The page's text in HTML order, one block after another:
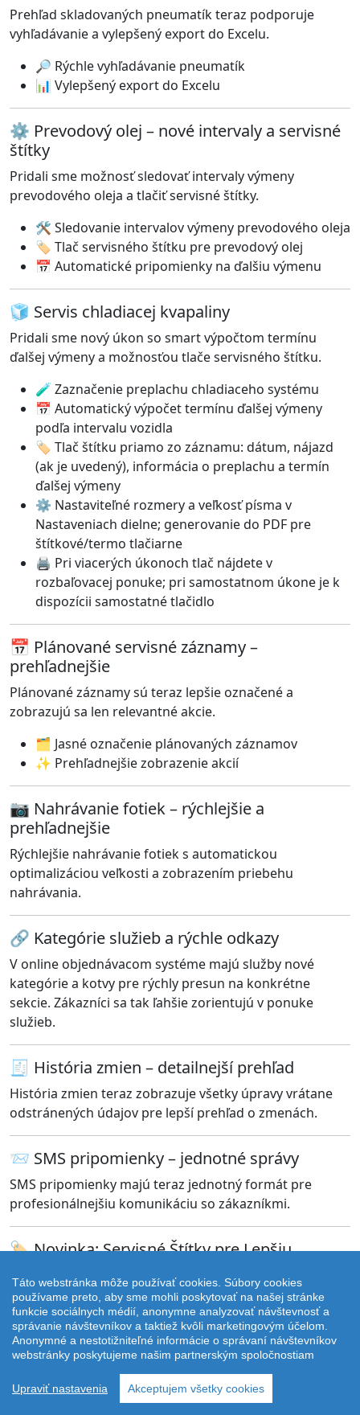
Prehľad skladovaných pneumatík teraz podporuje
vyhľadávanie a vylepšený export do Excelu.
🔎 Rýchle vyhľadávanie pneumatík
📊 Vylepšený export do Excelu
⚙️ Prevodový olej – nové intervaly a servisné
štítky
Pridali sme možnosť sledovať intervaly výmeny
prevodového oleja a tlačiť servisné štítky.
🛠️ Sledovanie intervalov výmeny prevodového oleja
🏷️ Tlač servisného štítku pre prevodový olej
📅 Automatické pripomienky na ďalšiu výmenu
🧊 Servis chladiacej kvapaliny
Pridali sme nový úkon so smart výpočtom termínu
ďalšej výmeny a možnosťou tlače servisného štítku.
🧪 Zaznačenie preplachu chladiaceho systému
📅 Automatický výpočet termínu ďalšej výmeny
podľa intervalu vozidla
🏷️ Tlač štítku priamo zo záznamu: dátum, nájazd
(ak je uvedený), informácia o preplachu a termín
ďalšej výmeny
⚙️ Nastaviteľné rozmery a veľkosť písma v
Nastaveniach dielne; generovanie do PDF pre
štítkové/termo tlačiarne
🖨️ Pri viacerých úkonoch tlač nájdete v
rozbaľovacej ponuke; pri samostatnom úkone je k
dispozícii samostatné tlačidlo
📅 Plánované servisné záznamy –
prehľadnejšie
Plánované záznamy sú teraz lepšie označené a
zobrazujú sa len relevantné akcie.
🗂️ Jasné označenie plánovaných záznamov
✨ Prehľadnejšie zobrazenie akcií
📷 Nahrávanie fotiek – rýchlejšie a
prehľadnejšie
Rýchlejšie nahrávanie fotiek s automatickou
optimalizáciou veľkosti a zobrazením priebehu
nahrávania.
🔗 Kategórie služieb a rýchle odkazy
V online objednávacom systéme majú služby nové
kategórie a kotvy pre rýchly presun na konkrétne
sekcie. Zákazníci sa tak ľahšie zorientujú v ponuke
služieb.
🧾 História zmien – detailnejší prehľad
História zmien teraz zobrazuje všetky úpravy vrátane
odstránených údajov pre lepší prehľad o zmenách.
📨 SMS pripomienky – jednotné správy
SMS pripomienky majú teraz jednotný formát pre
profesionálnejšiu komunikáciu so zákazníkmi.
🏷️ Novinka: Servisné Štítky pre Lepšiu
Pridali sme možnosť tlače špecializovaných servisných
štítkov, ktoré vám pomôžu lepšie organizovať a
označovať vykonané práce na vozidlách.
🛢️ Štítok pre olejový interval a výmenu oleja
❄️ Štítok pre servis klimatizácie s podrobnými
Táto webstránka môže používať cookies. Súbory cookies
používame preto, aby sme mohli poskytovať na našej stránke
funkcie sociálnych médií, anonymne analyzovať návštevnosť a
správanie návštevníkov a taktiež kvôli marketingovým účelom.
Anonymné a nestotižniteľné informácie o správaní návštevníkov
webstránky poskytujeme našim partnerským spoločnostiam
Upraviť nastavenia Akceptujem všetky cookies